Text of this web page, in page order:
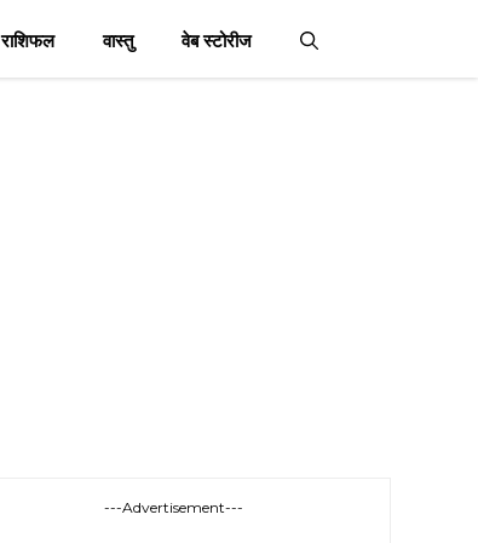
राशिफल वास्तु वेब स्टोरीज
---Advertisement---